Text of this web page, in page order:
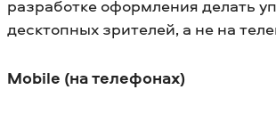
разработке оформления делать
десктопных зрителей, а не на
Mobile (на телефонах)